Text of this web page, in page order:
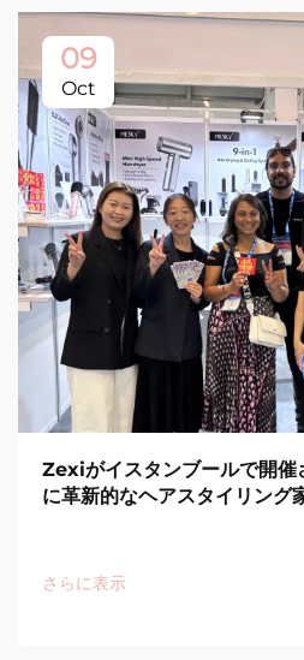
09
Oct
Zexiがイスタンブールで開
に革新的なヘアスタイリング
さらに表示